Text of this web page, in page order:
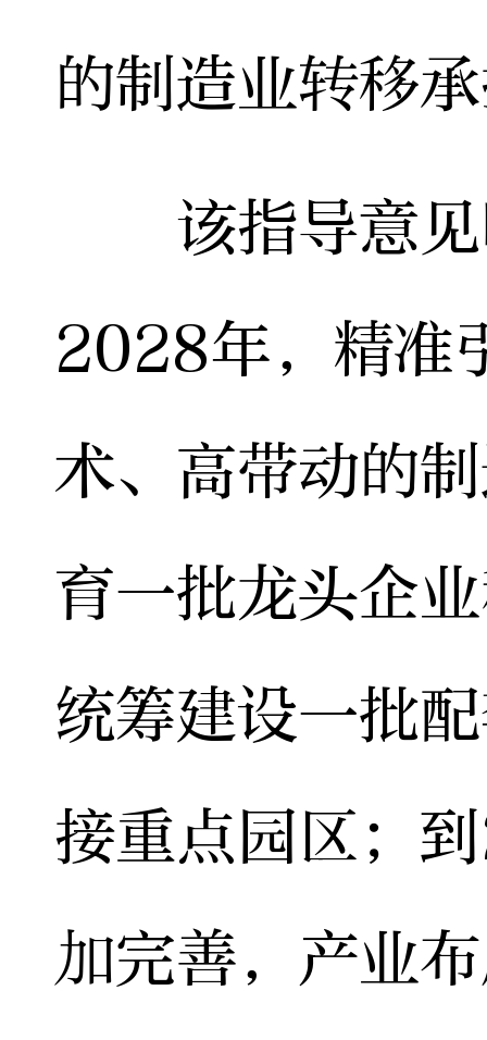
的制造业转移
该指导意见
2028年，精准
术、高带动的
育一批龙头企
统筹建设一批
接重点园区；
加完善，产业